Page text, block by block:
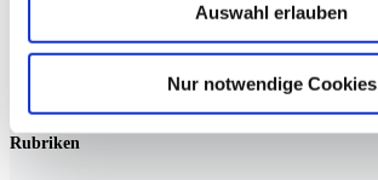
Auswahl erlauben
Nur notwendige Cookies
Sportmedizin für Ärzte, Therapeuten und
Rubriken